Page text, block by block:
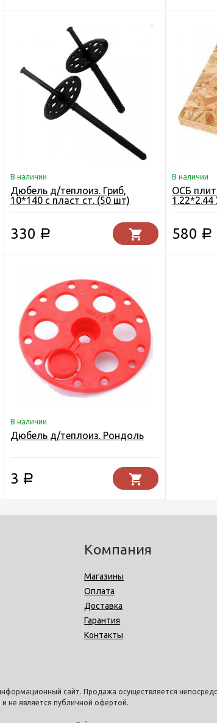
В наличии
Дюбель д/теплоиз. Гриб,
10*140 с пласт ст. (50 шт)
330 Р
В наличии
ОСБ
1.22*2.44
580 Р
В наличии
Дюбель д/теплоиз. Рондоль
3 Р
Компания
Магазины
Оплата
Доставка
Гарантия
Контакты
сайт. Продажа осуществляется
не является публичной офертой.